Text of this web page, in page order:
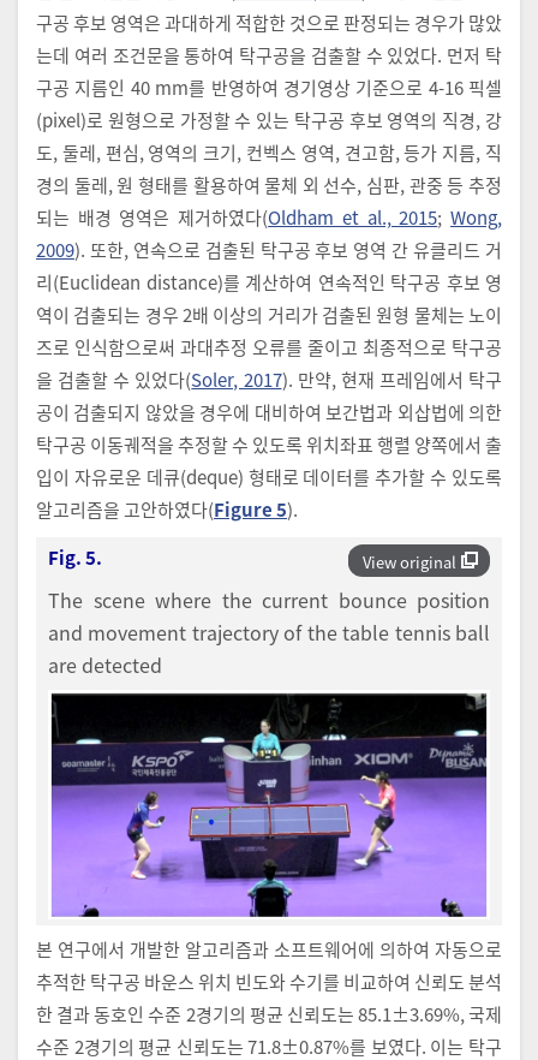
구공 후보 영역은 과대하게 적합한 것으로 판정되는 경우가 많았
는데 여러 조건문을 통하여 탁구공을 검출할 수 있었다. 먼저 탁
구공 지름인 40 mm를 반영하여 경기영상 기준으로 4-16 픽셀
(pixel)로 원형으로 가정할 수 있는 탁구공 후보 영역의 직경, 강
도, 둘레, 편심, 영역의 크기, 컨벡스 영역, 견고함, 등가 지름, 직
경의 둘레, 원 형태를 활용하여 물체 외 선수, 심판, 관중 등 추정
되는 배경 영역은 제거하였다(Oldham et al., 2015;Wong,
2009). 또한, 연속으로 검출된 탁구공 후보 영역 간 유클리드 거
리(Euclidean distance)를 계산하여 연속적인 탁구공 후보 영
역이 검출되는 경우 2배 이상의 거리가 검출된 원형 물체는 노이
즈로 인식함으로써 과대추정 오류를 줄이고 최종적으로 탁구공
을 검출할 수 있었다(Soler, 2017). 만약, 현재 프레임에서 탁구
공이 검출되지 않았을 경우에 대비하여 보간법과 외삽법에 의한
탁구공 이동궤적을 추정할 수 있도록 위치좌표 행렬 양쪽에서 출
입이 자유로운 데큐(deque) 형태로 데이터를 추가할 수 있도록
알고리즘을 고안하였다(Figure 5).
View original
Fig. 5.
The scene where the current bounce position
and movement trajectory of the table tennis ball
are detected
본 연구에서 개발한 알고리즘과 소프트웨어에 의하여 자동으로
추적한 탁구공 바운스 위치 빈도와 수기를 비교하여 신뢰도 분석
한 결과 동호인 수준 2경기의 평균 신뢰도는 85.1±3.69%, 국제
수준 2경기의 평균 신뢰도는 71.8±0.87%를 보였다. 이는 탁구